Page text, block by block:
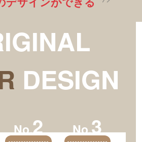
DESIGN
No.2 No.3